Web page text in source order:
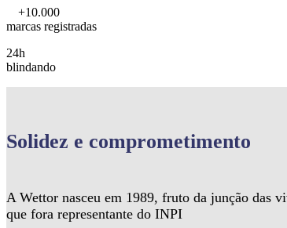
+10.000
marcas registradas
24h
blindando
Solidez e comprometimento
A Wettor nasceu em 1989, fruto da junção das
que fora representante do INPI